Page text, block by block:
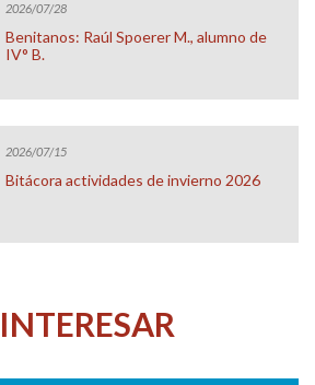
2026/07/28
Benitanos: Raúl Spoerer M., alumno de
IV° B.
2026/07/15
Bitácora actividades de invierno 2026